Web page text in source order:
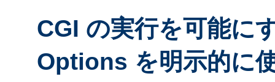
CGI の実行を可能に
Options を明示的に